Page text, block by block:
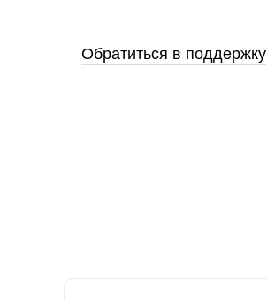
Обратиться в поддержку